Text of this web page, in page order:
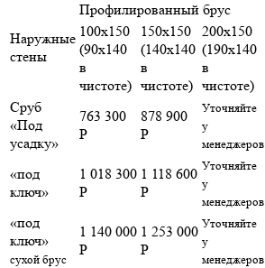
Наружные
стены
Профилированный брус
100х150
(90х140
в
чистоте)
150х150
(140х140
в
чистоте)
200х150
(190х140
в
чистоте)
Сруб
«Под
усадку»
763 300
Р
878 900
Р
Уточняйте
у
менеджеров
«под
ключ»
1 018 300
Р
1 118 600
Р
Уточняйте
у
менеджеров
«под
ключ»
сухой брус
1 140 000
Р
1 253 000
Р
Уточняйте
у
менеджеров